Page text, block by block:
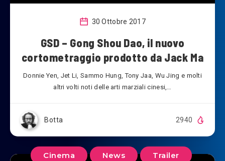
30 Ottobre 2017
GSD – Gong Shou Dao, il nuovo
cortometraggio prodotto da Jack Ma
Donnie Yen, Jet Li, Sammo Hung, Tony Jaa, Wu Jing e molti
altri volti noti delle arti marziali cinesi,…
Botta 2940
Cinema News Trailer